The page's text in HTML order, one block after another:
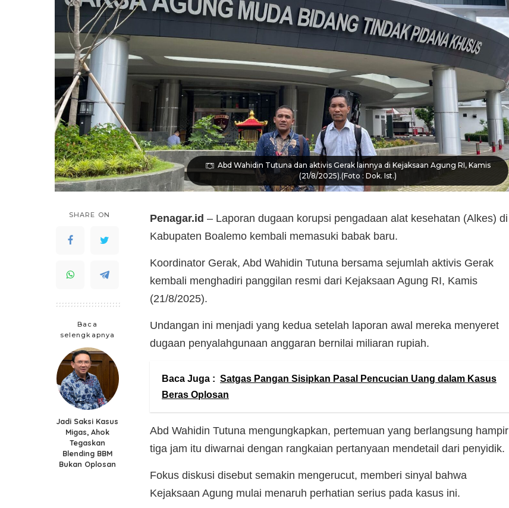
Abd Wahidin Tutuna dan aktivis Gerak lainnya di Kejaksaan Agung RI, Kamis
(21/8/2025).(Foto : Dok. Ist.)
SHARE ON
Baca
selengkapnya
Jadi Saksi Kasus
Migas, Ahok
Tegaskan
Blending BBM
Bukan Oplosan
Penagar.id – Laporan dugaan korupsi pengadaan alat kesehatan (Alkes) di
Kabupaten Boalemo kembali memasuki babak baru.
Koordinator Gerak, Abd Wahidin Tutuna bersama sejumlah aktivis Gerak
kembali menghadiri panggilan resmi dari Kejaksaan Agung RI, Kamis
(21/8/2025).
Undangan ini menjadi yang kedua setelah laporan awal mereka menyeret
dugaan penyalahgunaan anggaran bernilai miliaran rupiah.
Baca Juga : Satgas Pangan Sisipkan Pasal Pencucian Uang dalam Kasus
Beras Oplosan
Abd Wahidin Tutuna mengungkapkan, pertemuan yang berlangsung hampir
tiga jam itu diwarnai dengan rangkaian pertanyaan mendetail dari penyidik.
Fokus diskusi disebut semakin mengerucut, memberi sinyal bahwa
Kejaksaan Agung mulai menaruh perhatian serius pada kasus ini.